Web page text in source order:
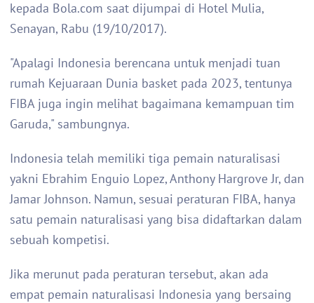
kepada Bola.com saat dijumpai di Hotel Mulia,
Senayan, Rabu (19/10/2017).
"Apalagi Indonesia berencana untuk menjadi tuan
rumah Kejuaraan Dunia basket pada 2023, tentunya
FIBA juga ingin melihat bagaimana kemampuan tim
Garuda," sambungnya.
Indonesia telah memiliki tiga pemain naturalisasi
yakni Ebrahim Enguio Lopez, Anthony Hargrove Jr, dan
Jamar Johnson. Namun, sesuai peraturan FIBA, hanya
satu pemain naturalisasi yang bisa didaftarkan dalam
sebuah kompetisi.
Jika merunut pada peraturan tersebut, akan ada
empat pemain naturalisasi Indonesia yang bersaing